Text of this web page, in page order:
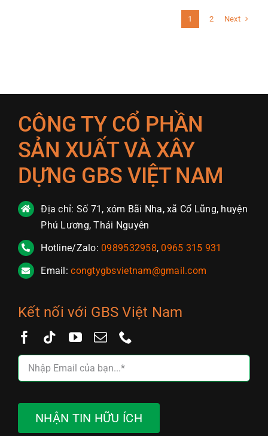
1 2 Next
CÔNG TY CỔ PHẦN
SẢN XUẤT VÀ XÂY
DỰNG GBS VIỆT NAM
Địa chỉ: Số 71, xóm Bãi Nha, xã Cổ Lũng, huyện
Phú Lương, Thái Nguyên
Hotline/Zalo: 0989532958, 0965 315 931
Email:congtygbsvietnam@gmail.com
Kết nối với GBS Việt Nam
NHẬN TIN HỮU ÍCH